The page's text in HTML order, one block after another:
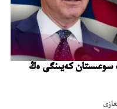
سوعىستان كەيىنگى ەڭ